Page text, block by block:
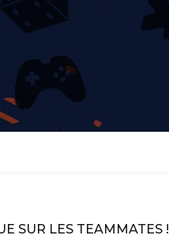
SUR LES TEAMMATES !